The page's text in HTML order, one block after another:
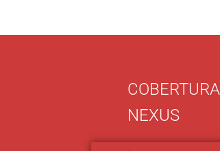
COBERTURA
NEXUS